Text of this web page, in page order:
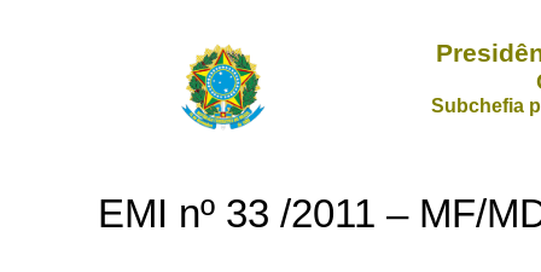
Subchefia
EMI nº 33 /2011 – MF/